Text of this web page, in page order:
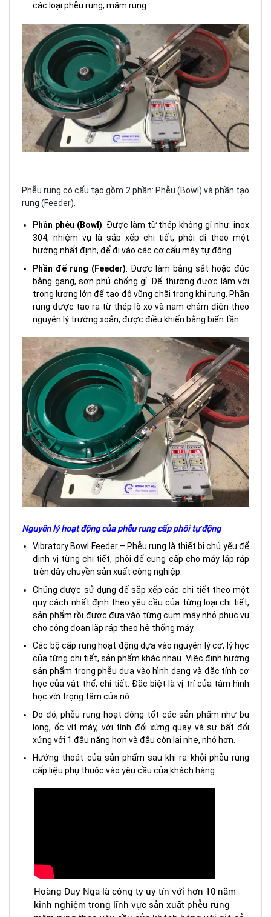
các loại phễu rung, mâm rung
Phễu rung có cấu tạo gồm 2 phần: Phễu (Bowl) và phần tạo
rung (Feeder).
Phần phễu (Bowl): Được làm từ thép không gỉ như: inox
304, nhiệm vụ là sắp xếp chi tiết, phôi đi theo một
hướng nhất định, để đi vào các cơ cấu máy tự động.
Phần đế rung (Feeder): Được làm bằng sắt hoặc đúc
bằng gang, sơn phủ chống gỉ. Đế thường được làm với
trọng lượng lớn để tạo độ vũng chãi trong khi rung. Phần
rung được tạo ra từ thép lò xo và nam châm điện theo
nguyên lý trường xoắn, được điều khiển bằng biến tần.
Nguyên lý hoạt động của phễu rung cấp phôi tự động
Vibratory Bowl Feeder – Phễu rung là thiết bị chủ yếu để
định vị từng chi tiết, phôi để cung cấp cho máy lắp ráp
trên dây chuyền sản xuất công nghiệp.
Chúng được sử dụng để sắp xếp các chi tiết theo một
quy cách nhất định theo yêu cầu của từng loại chi tiết,
sản phẩm rồi được đưa vào từng cụm máy nhỏ phục vụ
cho công đoạn lắp ráp theo hệ thống máy.
Các bộ cấp rung hoạt động dựa vào nguyên lý cơ, lý học
của từng chi tiết, sản phẩm khác nhau. Việc định hướng
sản phẩm trong phễu dựa vào hình dạng và đặc tính cơ
học của vật thể, chi tiết. Đặc biệt là vị trí của tâm hình
học với trọng tâm của nó.
Do đó, phễu rung hoạt động tốt các sản phẩm như bu
long, ốc vít máy, với tính đối xứng quay và sự bất đối
xứng với 1 đầu nặng hơn và đầu còn lại nhẹ, nhỏ hơn.
Hướng thoát của sản phẩm sau khi ra khỏi phễu rung
cấp liệu phụ thuộc vào yêu cầu của khách hàng.
Hoàng Duy Nga là công ty uy tín với hơn 10 năm
kinh nghiệm trong lĩnh vực sản xuất phễu rung